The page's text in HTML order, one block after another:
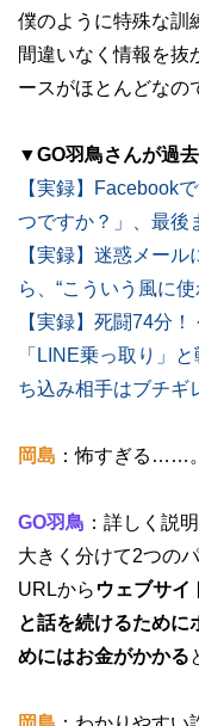
僕のように特殊な訓
間違いなく情報を抜
ースがほとんどなの
▼GO羽鳥さんが過
【実録】Facebook
つですか？」、最後
【実録】迷惑メー
ら、“こういう風に
【実録】死闘74分
「LINE乗っ取り」
ち込み相手はブチギ
岡島 ：怖すぎる……。
GO羽鳥 ：詳しく説
大きく分けて2つの
URLから ウェブサイ
と話を続けるために
めにはお金がかかる